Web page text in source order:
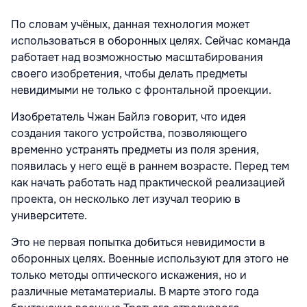
По словам учёных, данная технология может
использоваться в оборонных целях. Сейчас команда
работает над возможностью масштабирования
своего изобретения, чтобы делать предметы
невидимыми не только с фронтальной проекции.
Изобретатель Чжан Байлэ говорит, что идея
создания такого устройства, позволяющего
временно устранять предметы из поля зрения,
появилась у него ещё в раннем возрасте. Перед тем
как начать работать над практической реализацией
проекта, он несколько лет изучал теорию в
университете.
Это не первая попытка добиться невидимости в
оборонных целях. Военные используют для этого не
только методы оптического искажения, но и
различные метаматериалы. В марте этого года